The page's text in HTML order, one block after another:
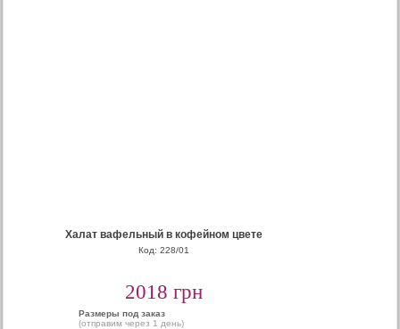
Халат вафельный в кофейном цвете
Код: 228/01
2018 грн
Размеры под заказ
(отправим через 1 день)